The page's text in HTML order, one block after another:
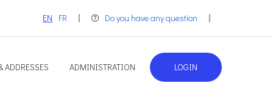
EN FR Do you have any question
ADDRESSES ADMINISTRATION LOGIN